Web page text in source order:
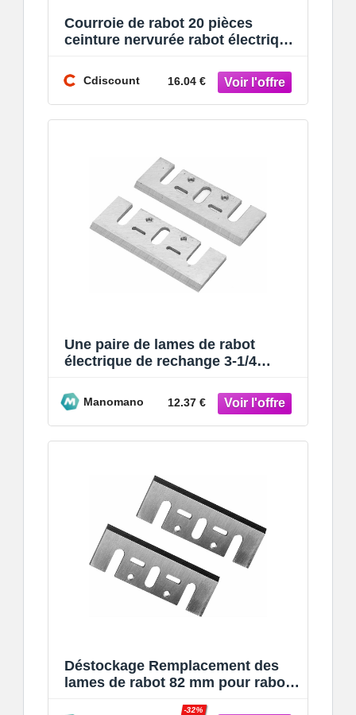
Courroie de rabot 20 pièces
ceinture nervurée rabot électrique
dentraîn
Cdiscount 16.04 €
Une paire de lames de rabot
électrique de rechange 3-1/4
HSS pour Hi
Manomano 12.37 €
Déstockage Remplacement des
lames de rabot 82 mm pour rabot
-32%